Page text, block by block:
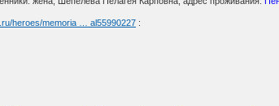
heroes/memoria … al55990227 :